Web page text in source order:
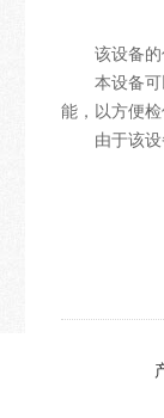
该设备的
本设备
能，以方便
由于该